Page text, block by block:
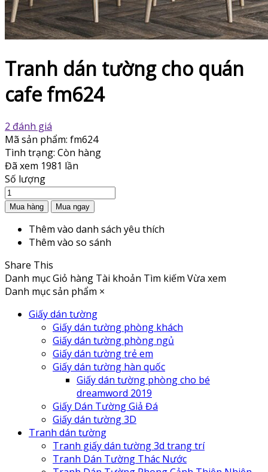
Tranh dán tường cho quán
cafe fm624
2 đánh giá
Mã sản phẩm: fm624
Tình trạng: Còn hàng
Đã xem 1981 lần
Số lượng
Thêm vào danh sách yêu thích
Thêm vào so sánh
Share This
Danh mụcGiỏ hàng Tài khoản Tìm kiếm Vừa xem
Danh mục sản phẩm ×
Giấy dán tường
Giấy dán tường phòng khách
Giấy dán tường phòng ngủ
Giấy dán tường trẻ em
Giấy dán tường hàn quốc
Giấy dán tường phòng cho bé
dreamword 2019
Giấy Dán Tường Giả Đá
Giấy dán tường 3D
Tranh dán tường
Tranh giấy dán tường 3d trang trí
Tranh Dán Tường Thác Nước